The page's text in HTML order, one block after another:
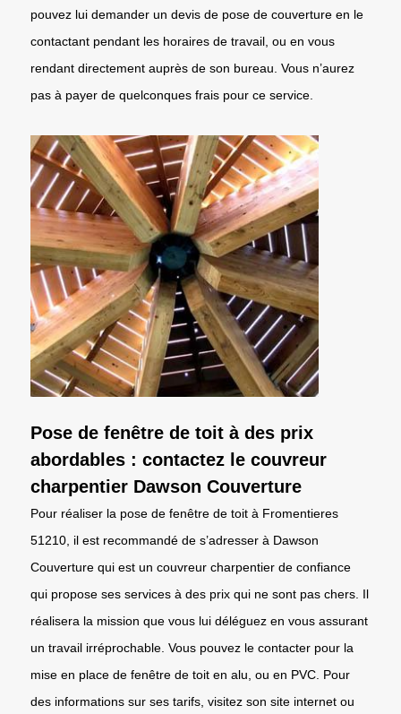
pouvez lui demander un devis de pose de couverture en le
contactant pendant les horaires de travail, ou en vous
rendant directement auprès de son bureau. Vous n’aurez
pas à payer de quelconques frais pour ce service.
Pose de fenêtre de toit à des prix
abordables : contactez le couvreur
charpentier Dawson Couverture
Pour réaliser la pose de fenêtre de toit à Fromentieres
51210, il est recommandé de s’adresser à Dawson
Couverture qui est un couvreur charpentier de confiance
qui propose ses services à des prix qui ne sont pas chers. Il
réalisera la mission que vous lui déléguez en vous assurant
un travail irréprochable. Vous pouvez le contacter pour la
mise en place de fenêtre de toit en alu, ou en PVC. Pour
des informations sur ses tarifs, visitez son site internet ou